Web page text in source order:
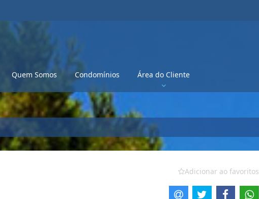
Quem Somos Condomínios Área do Cliente
Adicionar ao favoritos